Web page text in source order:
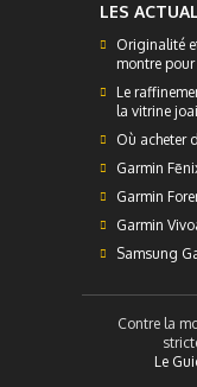
LES
Originalité
montre pour
Le
la vitrine
Où acheter
Garmin
Garmin
Garmin
Samsung
Contre la
Le